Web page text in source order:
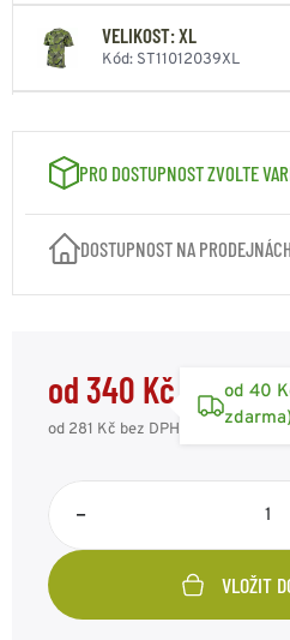
VELIKOST: XL
Kód: ST11012039XL
VELIKOST: 3XL
PRO DOSTUPNOST ZVOLTE
DOSTUPNOST NA PRODEJNÁCH
od 340 Kč
od 281 Kč bez DPH
od 40
–
VLOŽIT